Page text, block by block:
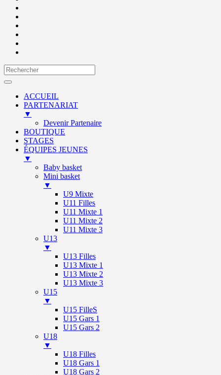
ACCUEIL
PARTENARIAT
▼
Devenir Partenaire
BOUTIQUE
STAGES
ÉQUIPES JEUNES
▼
Baby basket
Mini basket
▼
U9 Mixte
U11 Filles
U11 Mixte 1
U11 Mixte 2
U11 Mixte 3
U13
▼
U13 Filles
U13 Mixte 1
U13 Mixte 2
U13 Mixte 3
U15
▼
U15 FilleS
U15 Gars 1
U15 Gars 2
U18
▼
U18 Filles
U18 Gars 1
U18 Gars 2